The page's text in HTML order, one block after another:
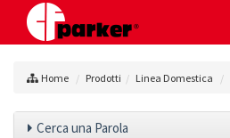
Home Prodotti Linea Domestica
Cerca una Parola